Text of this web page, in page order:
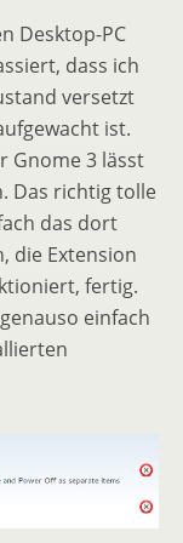
Desktop-PC
dass ich
versetzt
ist.
Gnome 3 lässt
Das richtig tolle
das dort
die Extension
fertig.
einfach